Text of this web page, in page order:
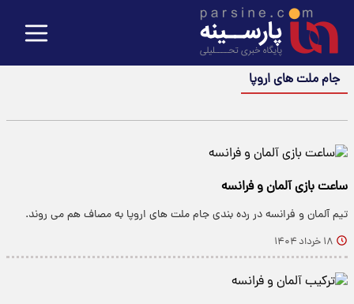
جام ملت های اروپا
ساعت بازی آلمان و فرانسه
تیم آلمان و فرانسه در رده بندی جام ملت های اروپا به مصاف هم می روند.
۱۸ خرداد ۱۴۰۴